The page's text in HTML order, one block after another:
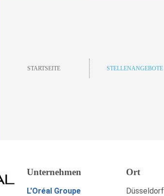
STARTSEITE STELLENANGEBOTE
JETZT BEWERBEN
Unternehmen
L'Oréal Groupe
Ort
Düsseldorf